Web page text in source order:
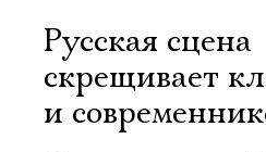
Русская сцена
скрещивает
и